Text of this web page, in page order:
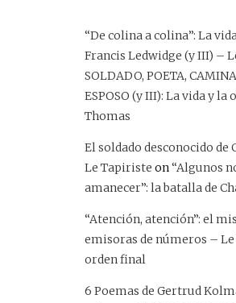
“De colina a colina”: La
Francis Ledwidge (y III) –
SOLDADO, POETA,
ESPOSO (y III): La vida y la
Thomas
El soldado desconocido de
Le Tapiriste on“Algunos
amanecer”: la batalla de
“Atención, atención”: el
emisoras de números –
orden final
6 Poemas de Gertrud